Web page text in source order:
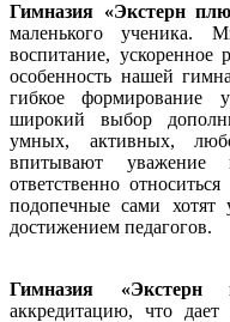
Гимназия «Экстерн
маленького ученика.
воспитание, ускоренное
особенность нашей
гибкое формирование
широкий выбор
умных, активных,
впитывают
ответственно
подопечные сами хотят
достижением педагогов.
Гимназия «Экстерн
аккредитацию, что дает